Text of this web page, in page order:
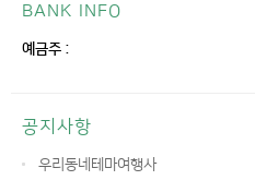
BANK INFO
예금주 :
공지사항
우리동네테마여행사